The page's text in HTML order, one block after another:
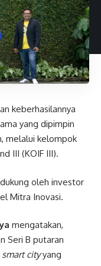
keberhasilannya
yang dipimpin
melalui kelompok
III (KOIF III).
oleh investor
Mitra Inovasi.
mengatakan,
Seri B putaran
smart cityyang